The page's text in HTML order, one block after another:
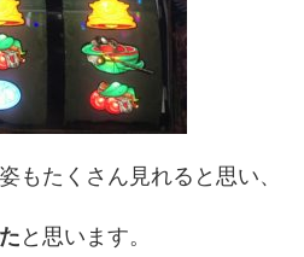
もたくさん見れると思い、
と思います。